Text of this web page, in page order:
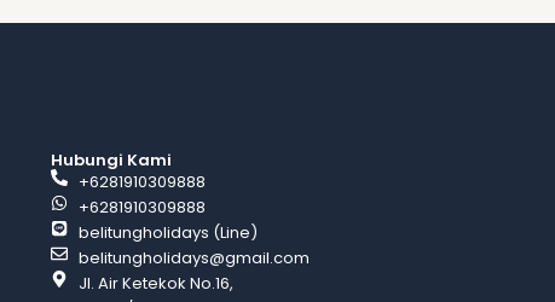
Hubungi Kami
+6281910309888
+6281910309888
belitungholidays (Line)
belitungholidays@gmail.com
Jl. Air Ketekok No.16,